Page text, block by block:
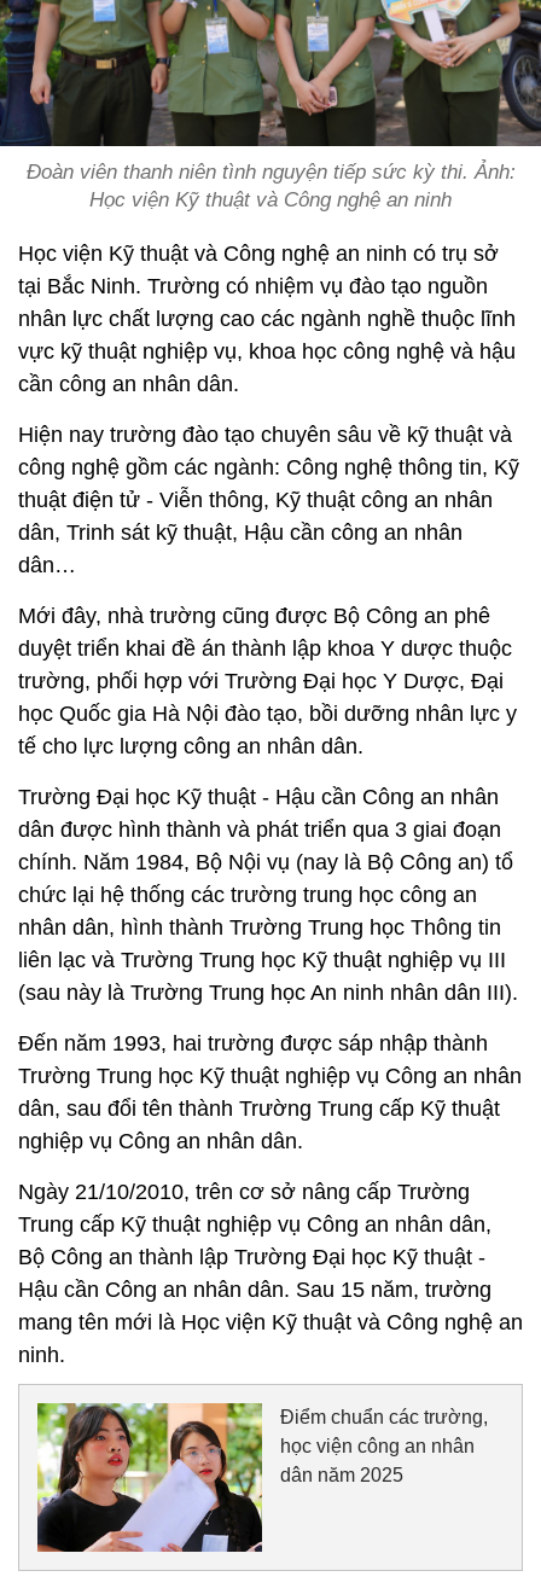
Đoàn viên thanh niên tình nguyện tiếp sức kỳ thi. Ảnh:
Học viện Kỹ thuật và Công nghệ an ninh
Học viện Kỹ thuật và Công nghệ an ninh có trụ sở
tại Bắc Ninh. Trường có nhiệm vụ đào tạo nguồn
nhân lực chất lượng cao các ngành nghề thuộc lĩnh
vực kỹ thuật nghiệp vụ, khoa học công nghệ và hậu
cần công an nhân dân.
Hiện nay trường đào tạo chuyên sâu về kỹ thuật và
công nghệ gồm các ngành: Công nghệ thông tin, Kỹ
thuật điện tử - Viễn thông, Kỹ thuật công an nhân
dân, Trinh sát kỹ thuật, Hậu cần công an nhân
dân…
Mới đây, nhà trường cũng được Bộ Công an phê
duyệt triển khai đề án thành lập khoa Y dược thuộc
trường, phối hợp với Trường Đại học Y Dược, Đại
học Quốc gia Hà Nội đào tạo, bồi dưỡng nhân lực y
tế cho lực lượng công an nhân dân.
Trường Đại học Kỹ thuật - Hậu cần Công an nhân
dân được hình thành và phát triển qua 3 giai đoạn
chính. Năm 1984, Bộ Nội vụ (nay là Bộ Công an) tổ
chức lại hệ thống các trường trung học công an
nhân dân, hình thành Trường Trung học Thông tin
liên lạc và Trường Trung học Kỹ thuật nghiệp vụ III
(sau này là Trường Trung học An ninh nhân dân III).
Đến năm 1993, hai trường được sáp nhập thành
Trường Trung học Kỹ thuật nghiệp vụ Công an nhân
dân, sau đổi tên thành Trường Trung cấp Kỹ thuật
nghiệp vụ Công an nhân dân.
Ngày 21/10/2010, trên cơ sở nâng cấp Trường
Trung cấp Kỹ thuật nghiệp vụ Công an nhân dân,
Bộ Công an thành lập Trường Đại học Kỹ thuật -
Hậu cần Công an nhân dân. Sau 15 năm, trường
mang tên mới là Học viện Kỹ thuật và Công nghệ an
ninh.
Điểm chuẩn các trường,
học viện công an nhân
dân năm 2025